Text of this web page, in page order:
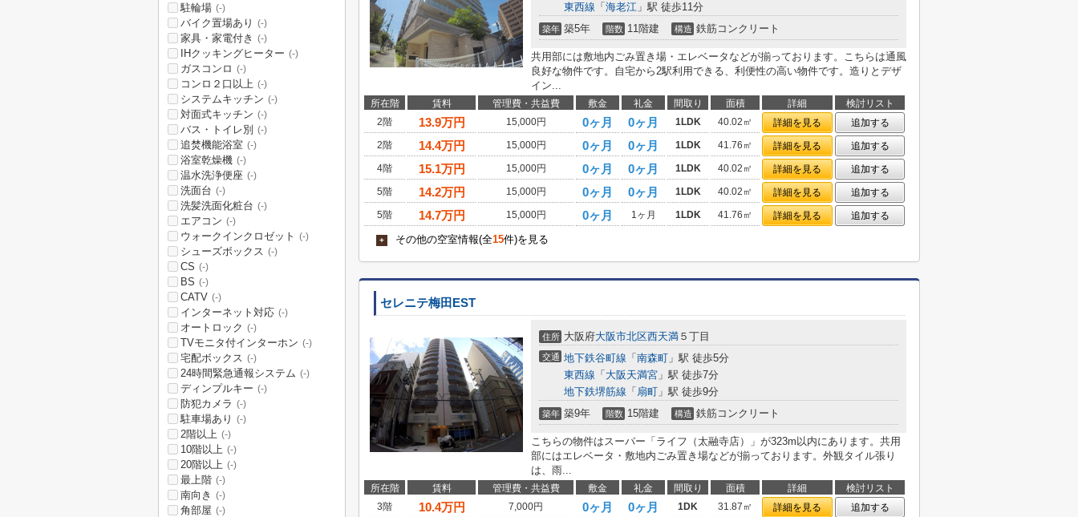
東西線 「 海老江 」駅 徒歩11分
築年 築5年 階数 11階建 構造 鉄筋コンクリート
共用部には敷地内ごみ置き場・エレベータなどが揃っております。こちらは通風
良好な物件です。自宅から2駅利用できる、利便性の高い物件です。造りとデザ
イン...
所在階 賃料 管理費・共益費 敷金 礼金 間取り 面積 詳細
検討リスト
2階
13.9万円 15,000円 0ヶ月 0ヶ月 1LDK 40.02㎡ 詳細を見る
追加する
2階
14.4万円 15,000円 0ヶ月 0ヶ月 1LDK 41.76㎡ 詳細を見る
追加する
4階
15.1万円 15,000円 0ヶ月 0ヶ月 1LDK 40.02㎡ 詳細を見る
追加する
5階
14.2万円 15,000円 0ヶ月 0ヶ月 1LDK 40.02㎡ 詳細を見る
追加する
5階
14.7万円 15,000円 0ヶ月 1ヶ月 1LDK 41.76㎡ 詳細を見る 追加する
+ その他の空室情報(全15件)を見る
セレニテ梅田EST
住所 大阪府大阪市北区西天満 ５丁目
交通 地下鉄谷町線 「 南森町 」駅 徒歩5分
東西線 「 大阪天満宮 」駅 徒歩7分
地下鉄堺筋線 「 扇町 」駅 徒歩9分
築年 築9年 階数 15階建 構造 鉄筋コンクリート
こちらの物件はスーパー「ライフ（太融寺店）」が323m以内にあります。共用
部にはエレベータ・敷地内ごみ置き場などが揃っております。外観タイル張り
は、雨...
所在階 賃料 管理費・共益費 敷金 礼金 間取り 面積 詳細
検討リスト
3階
10.4万円 7,000円 0ヶ月 0ヶ月 1DK 31.87㎡ 詳細を見る 追加する
駐輪場 (-)
バイク置場あり (-)
家具・家電付き (-)
IHクッキングヒーター (-)
ガスコンロ (-)
コンロ２口以上 (-)
システムキッチン (-)
対面式キッチン (-)
バス・トイレ別 (-)
追焚機能浴室 (-)
浴室乾燥機 (-)
温水洗浄便座 (-)
洗面台 (-)
洗髪洗面化粧台 (-)
エアコン (-)
ウォークインクロゼット (-)
シューズボックス (-)
CS (-)
BS (-)
CATV (-)
インターネット対応 (-)
オートロック (-)
TVモニタ付インターホン (-)
宅配ボックス (-)
24時間緊急通報システム (-)
ディンプルキー (-)
防犯カメラ (-)
駐車場あり (-)
2階以上 (-)
10階以上 (-)
20階以上 (-)
最上階 (-)
南向き (-)
角部屋 (-)